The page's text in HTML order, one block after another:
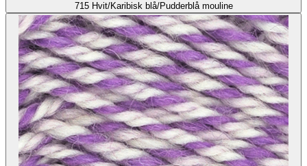
715 Hvit/Karibisk blå/Pudderblå mouline